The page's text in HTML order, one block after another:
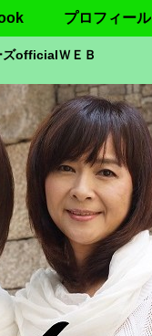
ズofficialＷＥＢ
プロフィール